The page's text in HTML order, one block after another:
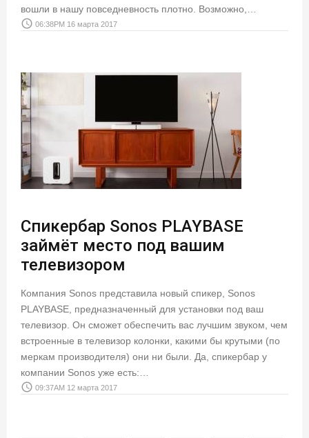
вошли в нашу повседневность плотно. Возможно,…
access_time 06:38PM 16 марта 2017
Спикербар Sonos PLAYBASE
займёт место под вашим
телевизором
Компания Sonos представила новый спикер, Sonos
PLAYBASE, предназначенный для установки под ваш
телевизор. Он сможет обеспечить вас лучшим звуком, чем
встроенные в телевизор колонки, какими бы крутыми (по
меркам производителя) они ни были. Да, спикербар у
компании Sonos уже есть:…
access_time 09:37AM 12 марта 2017